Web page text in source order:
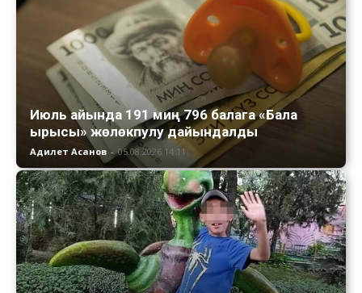
Июль айында 191 миң 796 балага «Бала
ырысы» жөлөкпулу дайындалды
Адилет Асанов - 05.08.2026 14:11